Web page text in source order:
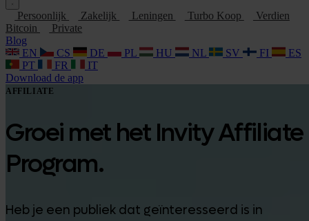
Persoonlijk Zakelijk Leningen Turbo Koop
Verdien
Bitcoin
Private
Blog
EN
CS DE PL HU NL SV FI
ES
PT
FR
IT
Download de app
AFFILIATE
Groei met het Invity Affiliate
Program.
Heb je een publiek dat geïnteresseerd is in